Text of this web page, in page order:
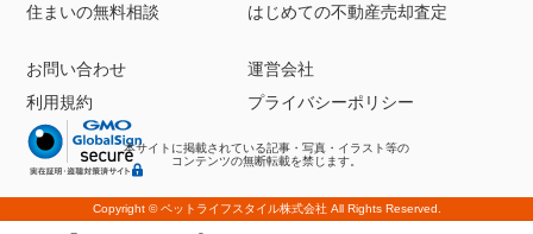
住まいの無料相談
はじめての不動産売却査定
お問い合わせ
運営会社
利用規約
プライバシーポリシー
本サイトに掲載されている記事・写真・イラスト等の
コンテンツの無断転載を禁じます。
Copyright ©ペットライフスタイル株式会社All Rights Reserved.